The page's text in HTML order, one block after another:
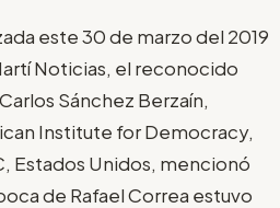
este 30 de marzo del 2019
Noticias, el reconocido
Sánchez Berzaín,
Institute for Democracy,
Estados Unidos, mencionó
de Rafael Correa estuvo